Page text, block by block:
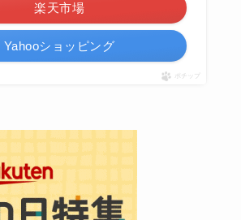
楽天市場
Yahooショッピング
ポチップ